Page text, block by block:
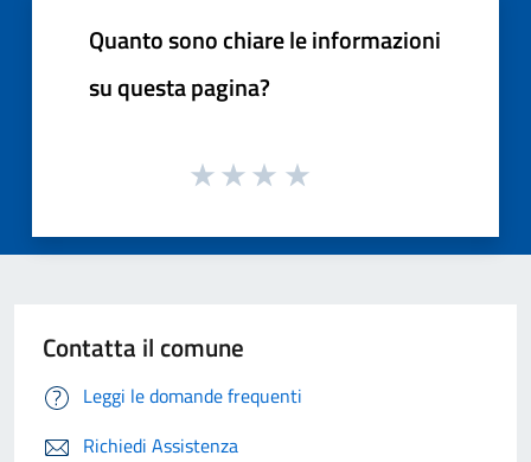
Quanto sono chiare le informazioni
su questa pagina?
Contatta il comune
Leggi le domande frequenti
Richiedi Assistenza